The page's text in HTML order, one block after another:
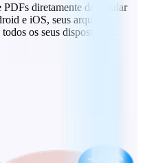
diretamente do celular
e iOS, seus arquivos
os seus dispositivos.